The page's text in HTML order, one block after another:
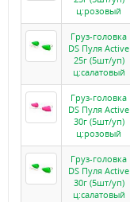
ц:розовый
Груз-головка
DS Пуля Active
25г (5шт/уп)
ц:салатовый
Груз-головка
DS Пуля Active
30г (5шт/уп)
ц:розовый
Груз-головка
DS Пуля Active
30г (5шт/уп)
ц:салатовый